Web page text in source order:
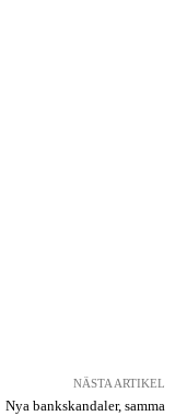
NÄSTA ARTIKEL
Nya bankskandaler, samma